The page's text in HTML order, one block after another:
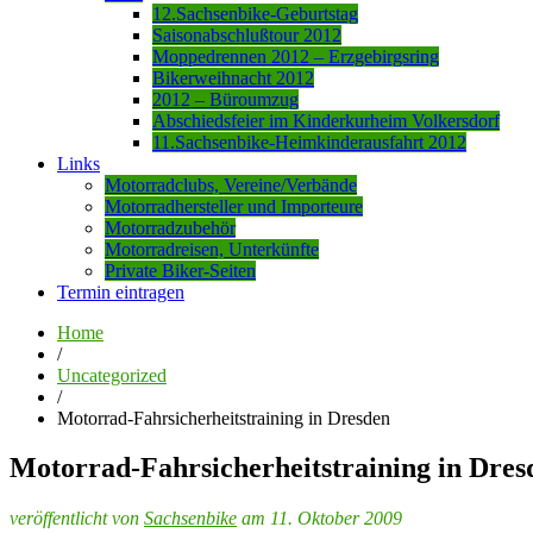
12.Sachsenbike-Geburtstag
Saisonabschlußtour 2012
Moppedrennen 2012 – Erzgebirgsring
Bikerweihnacht 2012
2012 – Büroumzug
Abschiedsfeier im Kinderkurheim Volkersdorf
11.Sachsenbike-Heimkinderausfahrt 2012
Links
Motorradclubs, Vereine/Verbände
Motorradhersteller und Importeure
Motorradzubehör
Motorradreisen, Unterkünfte
Private Biker-Seiten
Termin eintragen
Home
/
Uncategorized
/
Motorrad-Fahrsicherheitstraining in Dresden
Motorrad-Fahrsicherheitstraining in
veröffentlicht von Sachsenbike am 11. Oktober 2009